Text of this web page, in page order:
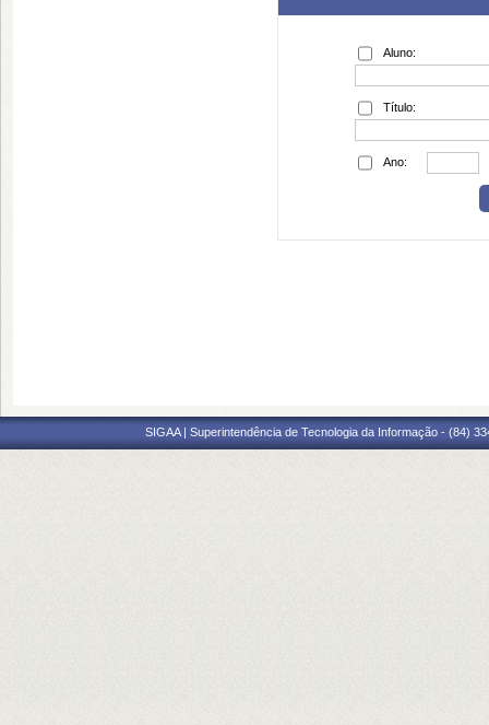
Aluno:
Título:
Ano:
SIGAA | Superintendência de Tecnologia da Informação - (84)